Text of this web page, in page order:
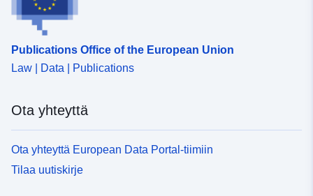
Publications Office of the European Union
Law | Data | Publications
Ota yhteyttä
Ota yhteyttä European Data Portal-tiimiin
Tilaa uutiskirje